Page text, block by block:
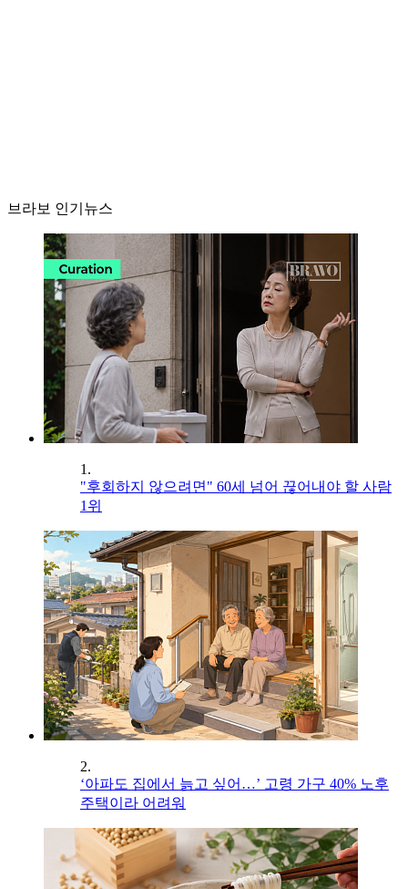
브라보 인기뉴스
1.
"후회하지 않으려면" 60세 넘어 끊어내야 할 사람
1위
2.
‘아파도 집에서 늙고 싶어…’ 고령 가구 40% 노후
주택이라 어려워